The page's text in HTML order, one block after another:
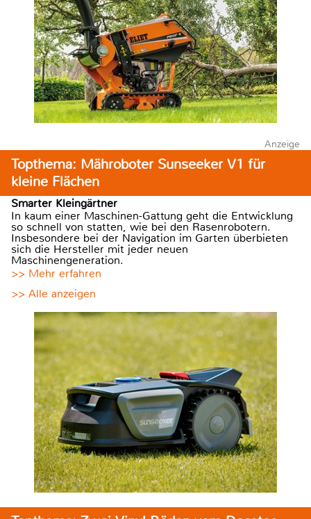
Anzeige
Topthema: Mähroboter Sunseeker V1 für
kleine Flächen
Smarter Kleingärtner
In kaum einer Maschinen-Gattung geht die Entwicklung
so schnell von statten, wie bei den Rasenrobotern.
Insbesondere bei der Navigation im Garten überbieten
sich die Hersteller mit jeder neuen
Maschinengeneration.
>> Mehr erfahren
>> Alle anzeigen